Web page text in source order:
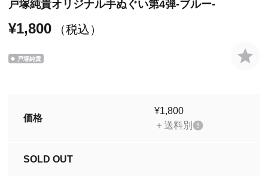
戸塚純貴オリジナル手ぬぐい第4弾-ブルー-
¥1,800 （税込）
戸塚純貴
価格
¥1,800
＋送料別
SOLD OUT